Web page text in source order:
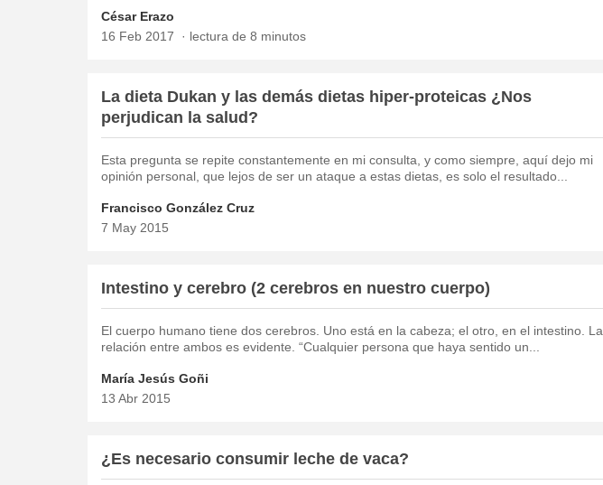
César Erazo
16 Feb 2017
lectura de 8 minutos
La dieta Dukan y las demás dietas hiper-proteicas ¿Nos
perjudican la salud?
Esta pregunta se repite constantemente en mi consulta, y como siempre, aquí dejo mi
opinión personal, que lejos de ser un ataque a estas dietas, es solo el resultado...
Francisco González Cruz
7 May 2015
Intestino y cerebro (2 cerebros en nuestro cuerpo)
El cuerpo humano tiene dos cerebros. Uno está en la cabeza; el otro, en el intestino. La
relación entre ambos es evidente. “Cualquier persona que haya sentido un...
María Jesús Goñi
13 Abr 2015
¿Es necesario consumir leche de vaca?